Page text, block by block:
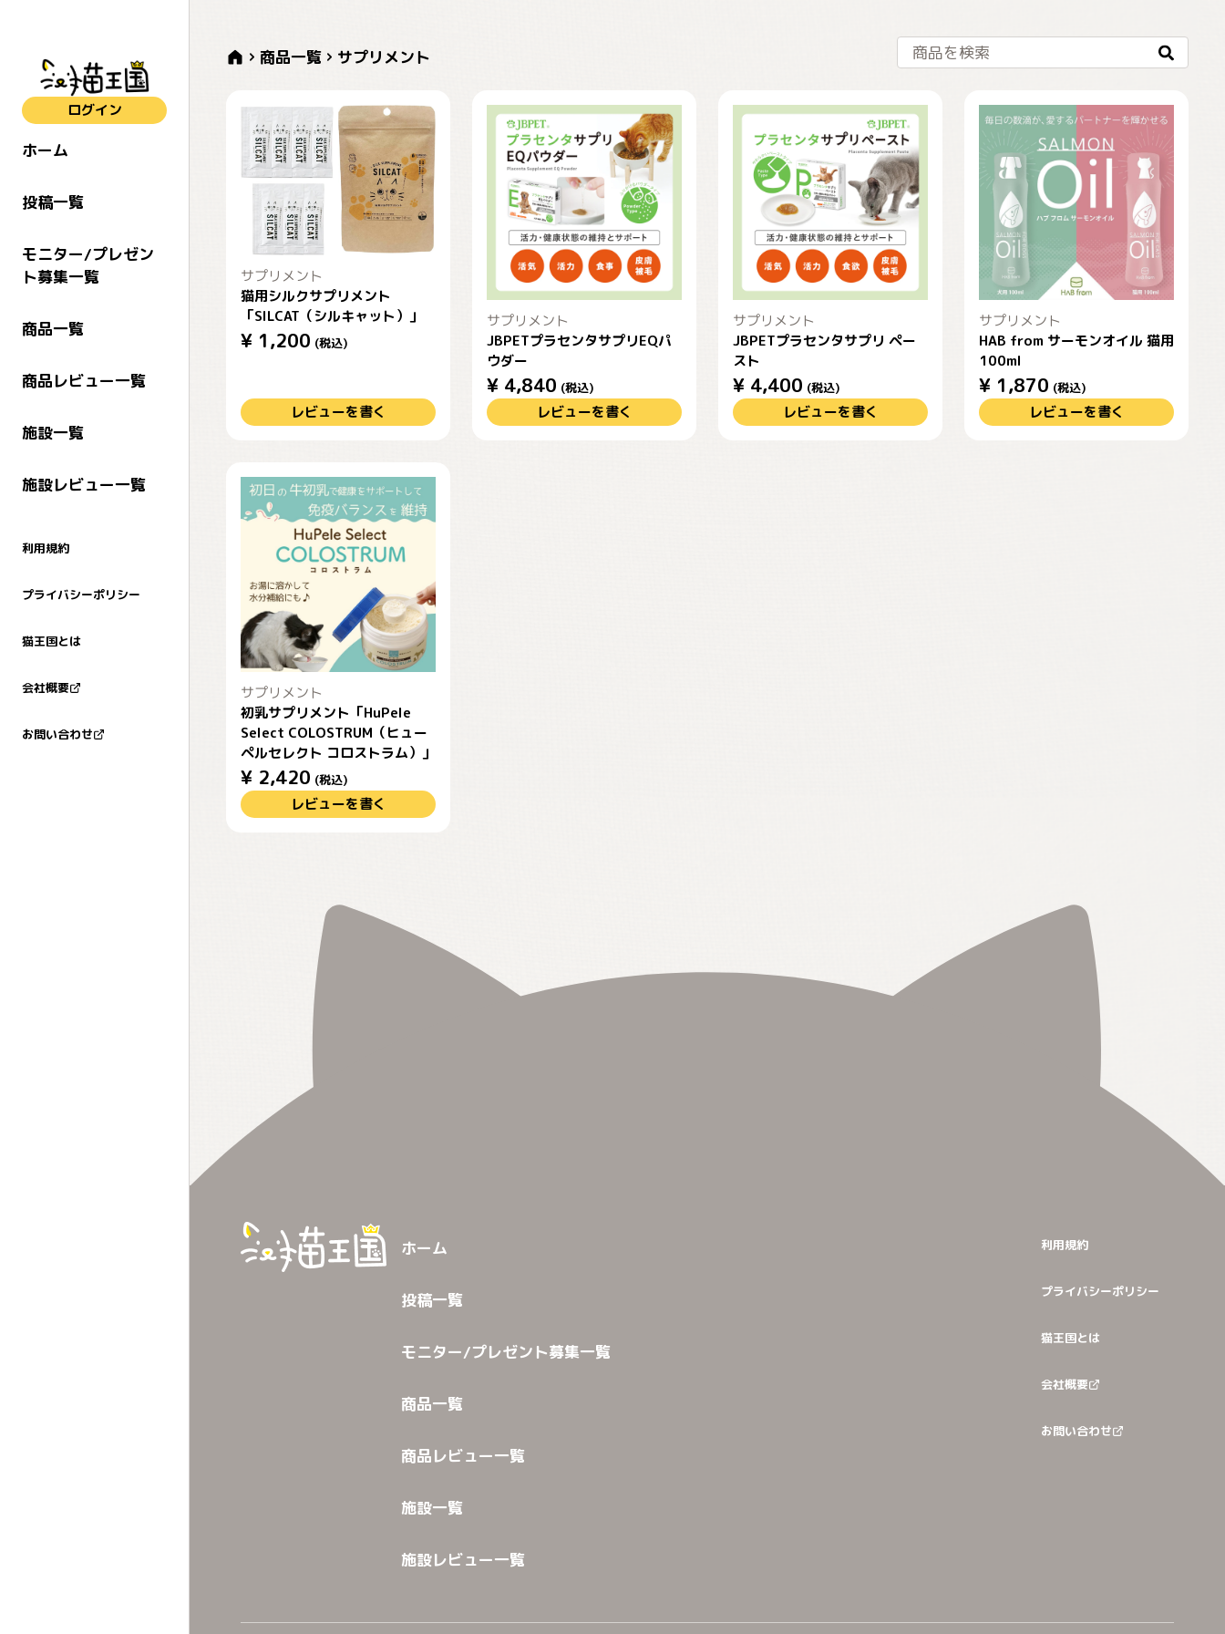
ログイン
ホーム
投稿一覧
モニター/プレゼン
ト募集一覧
商品一覧
商品レビュー一覧
施設一覧
施設レビュー一覧
利用規約
プライバシーポリシー
猫王国とは
会社概要
お問い合わせ
商品一覧 サプリメント 商品を検索
サプリメント
猫用シルクサプリメント
「SILCAT（シルキャット）」
¥ 1,200 (税込)
レビューを書く
サプリメント
JBPETプラセンタサプリEQパ
ウダー
¥ 4,840 (税込)
レビューを書く
サプリメント
JBPETプラセンタサプリ ペー
スト
¥ 4,400 (税込)
レビューを書く
サプリメント
HAB from サーモンオイル 猫用
100ml
¥ 1,870 (税込)
レビューを書く
サプリメント
初乳サプリメント「HuPele
Select COLOSTRUM（ヒュー
ペルセレクト コロストラム）」
¥ 2,420 (税込)
レビューを書く
ホーム
投稿一覧
モニター/プレゼント募集一覧
商品一覧
商品レビュー一覧
施設一覧
施設レビュー一覧
利用規約
プライバシーポリシー
猫王国とは
会社概要
お問い合わせ